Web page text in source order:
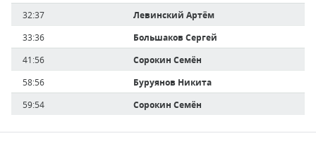
32:37
Левинский Артём
33:36
Большаков Сергей
41:56
Сорокин Семён
58:56
Буруянов Никита
59:54
Сорокин Семён